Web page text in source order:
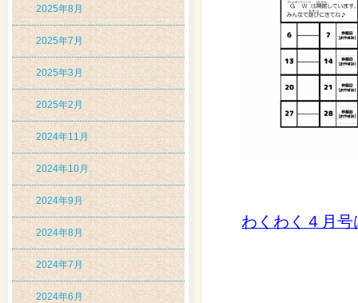
2025年8月
2025年7月
2025年3月
2025年2月
2024年11月
2024年10月
2024年9月
2024年8月
2024年7月
2024年6月
わくわく４月